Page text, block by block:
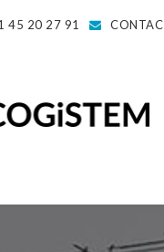
45 20 27 91